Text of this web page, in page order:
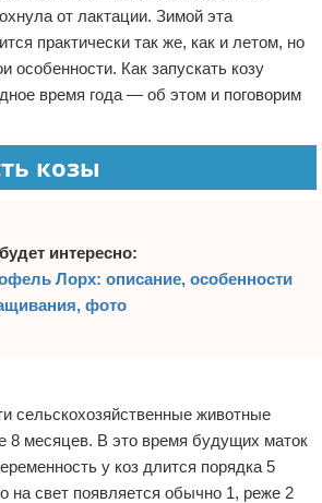
от лактации. Зимой эта
практически так же, как и летом, но
особенности. Как запускать козу
время года — об этом и поговорим
козы
интересно:
Лорх: описание, особенности
фото
сельскохозяйственные животные
8 месяцев. В это время будущих маток
у коз длится порядка 5
на свет появляется обычно 1, реже 2